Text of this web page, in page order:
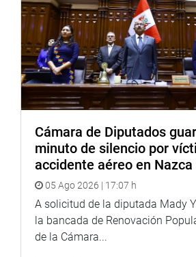
Cámara de Diputados
minuto de silencio por
accidente aéreo en Nazca
05 Ago 2026 | 17:07 h
A solicitud de la diputada Mady
la bancada de Renovación
de la Cámara...